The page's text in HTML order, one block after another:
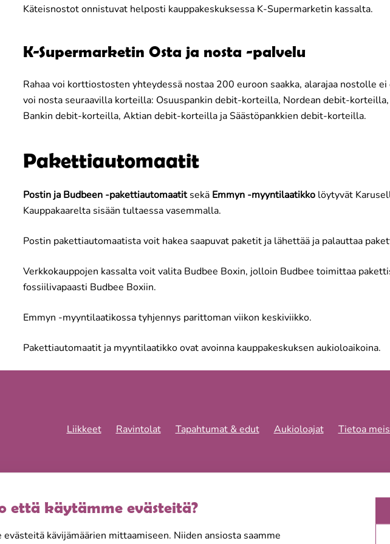
että käytämme evästeitä?
evästeitä kävijämäärien mittaamiseen. Niiden ansiosta saamme
Käteisnostot onnistuvat helposti kauppakeskuksessa K-Supermarketin kassalta.
K-Supermarketin Osta ja nosta -palvelu
Rahaa voi korttiostosten yhteydessä nostaa 200 euroon saakka, alarajaa nostolle
voi nosta seuraavilla korteilla: Osuuspankin debit-korteilla, Nordean debit-korteilla,
Bankin debit-korteilla, Aktian debit-korteilla ja Säästöpankkien debit-korteilla.
Pakettiautomaatit
Postin ja Budbeen -pakettiautomaatitsekä Emmyn -myyntilaatikko löytyvät
Kauppakaarelta sisään tultaessa vasemmalla.
Postin pakettiautomaatista voit hakea saapuvat paketit ja lähettää ja palauttaa
Verkkokauppojen kassalta voit valita Budbee Boxin, jolloin Budbee toimittaa
fossiilivapaasti Budbee Boxiin.
Emmyn -myyntilaatikossa tyhjennys parittoman viikon keskiviikko.
Pakettiautomaatit ja myyntilaatikko ovat avoinna kauppakeskuksen aukioloaikoina.
Liikkeet Ravintolat Tapahtumat & edut Aukioloajat Tietoa
täyden palvelun
myös kaupungin
Palvelemme sinua